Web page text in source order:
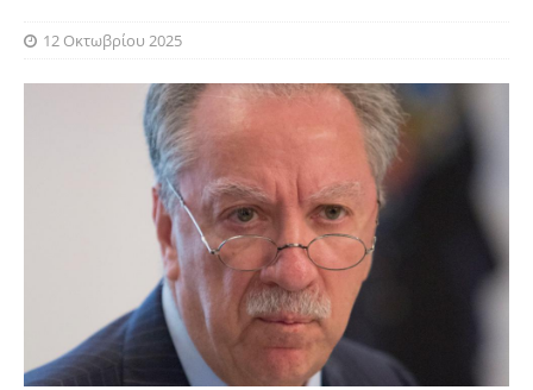
12 Οκτωβρίου 2025